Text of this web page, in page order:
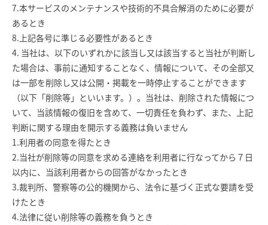
7.本サービスのメンテナンスや技術的不具合解消のために必要が
あるとき
8.上記各号に準じる必要性があるとき
4. 当社は、以下のいずれかに該当し又は該当すると当社が判断し
た場合は、事前に通知することなく、情報について、その全部又
は一部を削除し又は公開・掲載を一時停止することができます
（以下「削除等」といいます。）。当社は、削除された情報につ
いて、当該情報の復旧を含めて、一切責任を負わず、また、上記
判断に関する理由を開示する義務は負いません
1.利用者の同意を得たとき
2.当社が削除等の同意を求める連絡を利用者に行なってから７日
以内に、当該利用者からの回答がなかったとき
3.裁判所、警察等の公的機関から、法令に基づく正式な要請を受
けたとき
4.法律に従い削除等の義務を負うとき